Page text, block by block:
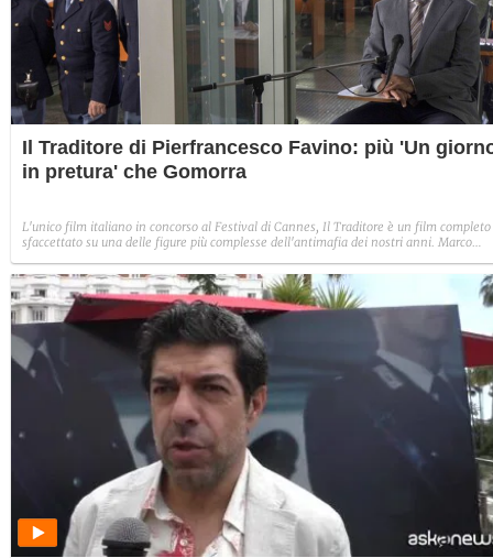
Il Traditore di Pierfrancesco Favino: più 'Un
in pretura' che Gomorra
L'unico film italiano in concorso al Festival di Cannes, Il Traditore è un film completo
sfaccettato su una delle figure più complesse dell'antimafia dei nostri anni. Marco
sia commerciale che d'autore, dalle ambizioni elevate.